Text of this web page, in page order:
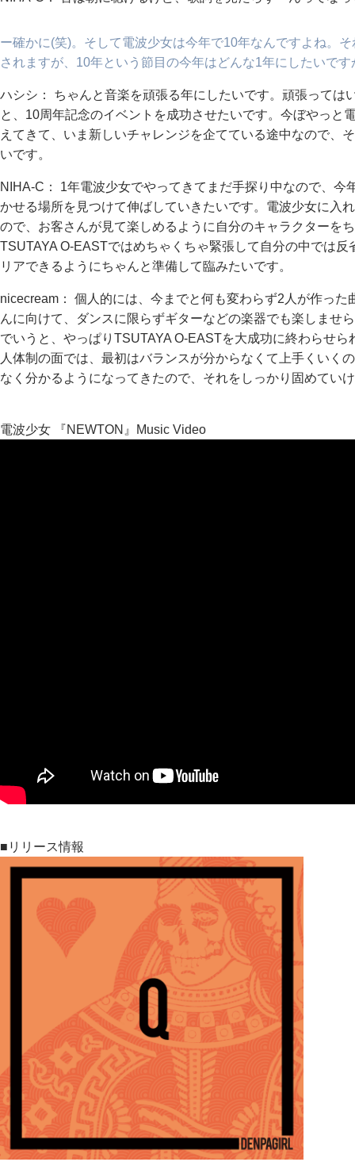
ー確かに(笑)。そして電波少女は今年で10年なんですよね。
されますが、10年という節目の今年はどんな1年にしたいです
ハシシ： ちゃんと音楽を頑張る年にしたいです。頑張っては
と、10周年記念のイベントを成功させたいです。今ぼやっと
えてきて、いま新しいチャレンジを企てている途中なので、
いです。
NIHA-C： 1年電波少女でやってきてまだ手探り中なので、今
かせる場所を見つけて伸ばしていきたいです。電波少女に入
ので、お客さんが見て楽しめるように自分のキャラクターを
TSUTAYA O-EASTではめちゃくちゃ緊張して自分の中では
リアできるようにちゃんと準備して臨みたいです。
nicecream： 個人的には、今までと何も変わらず2人が作っ
んに向けて、ダンスに限らずギターなどの楽器でも楽しませ
でいうと、やっぱりTSUTAYA O-EASTを大成功に終わらせ
人体制の面では、最初はバランスが分からなくて上手くいく
なく分かるようになってきたので、それをしっかり固めてい
電波少女 『NEWTON』Music Video
■リリース情報